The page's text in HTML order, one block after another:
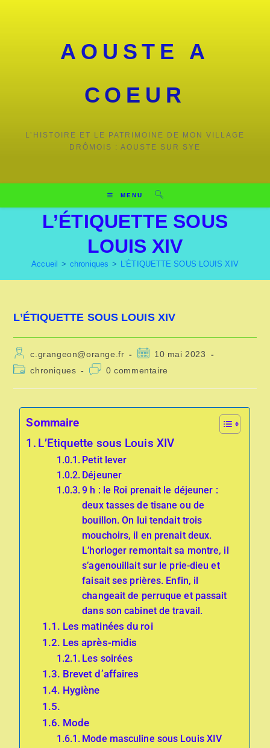
AOUSTE A
COEUR
L’HISTOIRE ET LE PATRIMOINE DE MON VILLAGE
DRÔMOIS : AOUSTE SUR SYE
MENU
L’ÉTIQUETTE SOUS
LOUIS XIV
Accueil > chroniques > L’ÉTIQUETTE SOUS LOUIS XIV
L’ÉTIQUETTE SOUS LOUIS XIV
c.grangeon@orange.fr
10 mai 2023
chroniques
0 commentaire
Sommaire
L’Etiquette sous Louis XIV
Petit lever
Déjeuner
9 h : le Roi prenait le déjeuner :
deux tasses de tisane ou de
bouillon. On lui tendait trois
mouchoirs, il en prenait deux.
L’horloger remontait sa montre, il
s’agenouillait sur le prie-dieu et
faisait ses prières. Enfin, il
changeait de perruque et passait
dans son cabinet de travail.
Les matinées du roi
Les après-midis
Les soirées
Brevet d’affaires
Hygiène
Mode
Mode masculine sous Louis XIV